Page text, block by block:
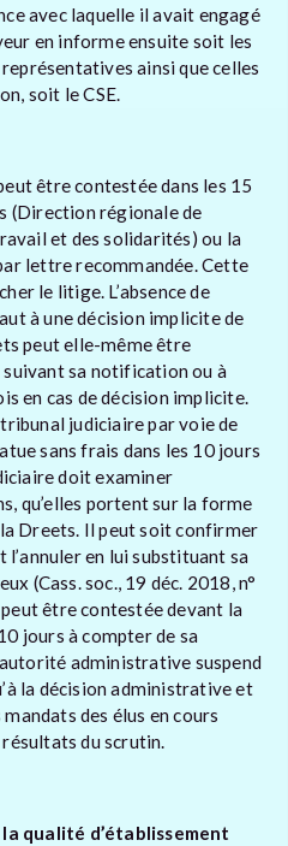
avec laquelle il avait engagé
en informe ensuite soit les
ainsi que celles
soit le CSE.
être contestée dans les 15
(Direction régionale de
et des solidarités) ou la
lettre recommandée. Cette
le litige. L’absence de
à une décision implicite de
peut elle-même être
sa notification ou à
en cas de décision implicite.
judiciaire par voie de
sans frais dans les 10 jours
doit examiner
qu’elles portent sur la forme
Dreets. Il peut soit confirmer
en lui substituant sa
(Cass. soc., 19 déc. 2018, n°
être contestée devant la
jours à compter de sa
administrative suspend
la décision administrative et
des élus en cours
résultats du scrutin.
qualité d’établissement